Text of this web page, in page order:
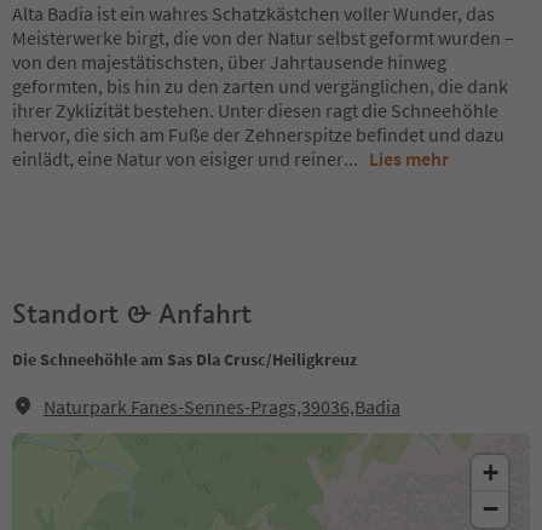
Alta Badia ist ein wahres Schatzkästchen voller Wunder, das
Meisterwerke birgt, die von der Natur selbst geformt wurden –
von den majestätischsten, über Jahrtausende hinweg
geformten, bis hin zu den zarten und vergänglichen, die dank
ihrer Zyklizität bestehen. Unter diesen ragt die Schneehöhle
hervor, die sich am Fuße der Zehnerspitze befindet und dazu
einlädt, eine Natur von eisiger und reiner... Lies mehr
Standort & Anfahrt
Die Schneehöhle am Sas Dla Crusc/Heiligkreuz
Naturpark Fanes-Sennes-Prags,39036,Badia
+
−